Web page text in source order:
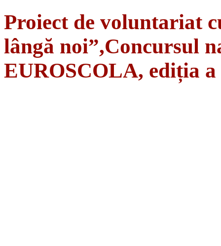
Proiect de voluntariat
lângă noi”,Concursul
EUROSCOLA, ediția